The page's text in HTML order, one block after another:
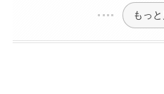
もっ